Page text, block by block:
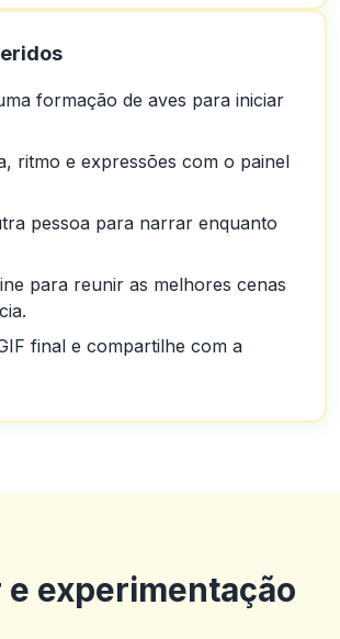
formação de aves para iniciar
ritmo e expressões com o painel
pessoa para narrar enquanto
para reunir as melhores cenas
final e compartilhe com a
e experimentação